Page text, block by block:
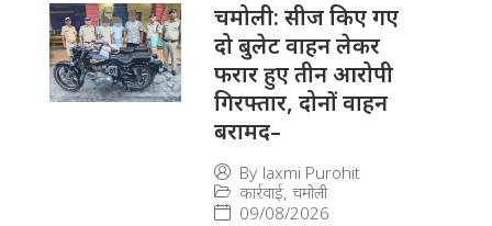
चमोली: सीज किए गए
दो बुलेट वाहन लेकर
फरार हुए तीन आरोपी
गिरफ्तार, दोनों वाहन
बरामद–
By laxmi Purohit
कार्रवाई, चमोली
09/08/2026